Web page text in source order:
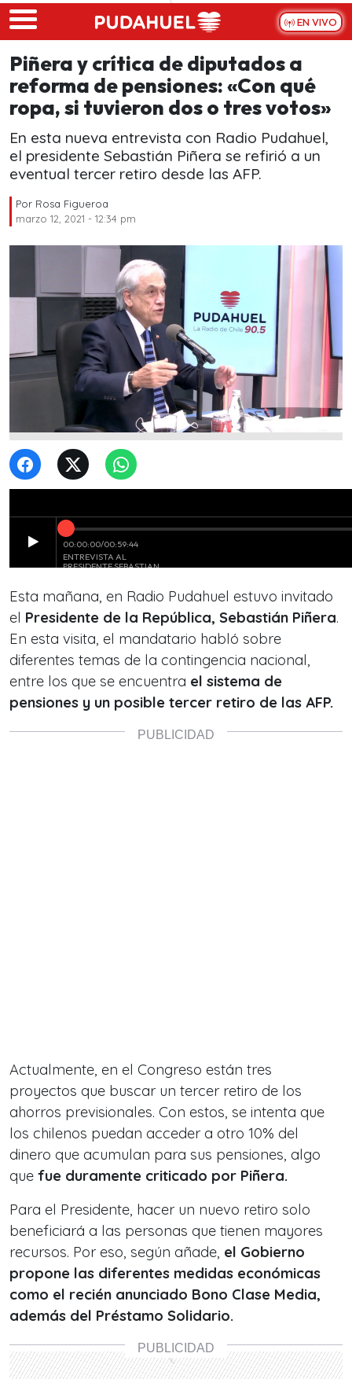
Skip to main content
EN VIVO
Piñera y crítica de diputados a
reforma de pensiones: «Con qué
ropa, si tuvieron dos o tres votos»
En esta nueva entrevista con Radio Pudahuel,
el presidente Sebastián Piñera se refirió a un
eventual tercer retiro desde las AFP.
Por Rosa Figueroa
marzo 12, 2021 - 12:34 pm
Esta mañana, en Radio Pudahuel estuvo invitado
el Presidente de la República, Sebastián Piñera.
En esta visita, el mandatario habló sobre
diferentes temas de la contingencia nacional,
entre los que se encuentra el sistema de
pensiones y un posible tercer retiro de las AFP.
Actualmente, en el Congreso están tres
proyectos que buscar un tercer retiro de los
ahorros previsionales. Con estos, se intenta que
los chilenos puedan acceder a otro 10% del
dinero que acumulan para sus pensiones, algo
que fue duramente criticado por Piñera.
Para el Presidente, hacer un nuevo retiro solo
beneficiará a las personas que tienen mayores
recursos. Por eso, según añade, el Gobierno
propone las diferentes medidas económicas
como el recién anunciado Bono Clase Media,
además del Préstamo Solidario.